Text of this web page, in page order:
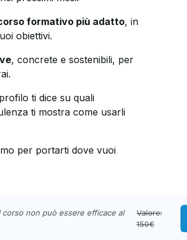
formativo più adatto, in
obiettivi.
, concrete e sostenibili, per
ti dice su quali
ti mostra come usarli
per portarti dove vuoi
non può essere efficace al
Valore:
150€